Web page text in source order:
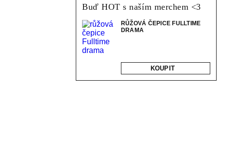
Buď HOT s naším merchem <3
RŮŽOVÁ ČEPICE FULLTIME
DRAMA
KOUPIT